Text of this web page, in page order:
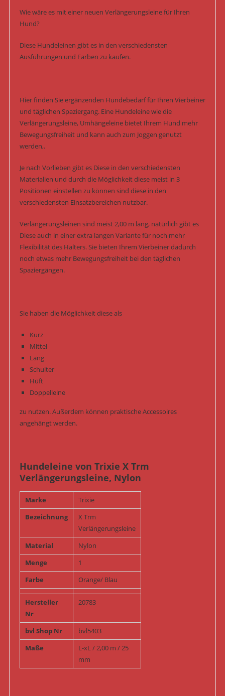
Wie wäre es mit einer neuen Verlängerungsleine für Ihren
Hund?
Diese Hundeleinen gibt es in den verschiedensten
Ausführungen und Farben zu kaufen.
Hier finden Sie ergänzenden Hundebedarf für Ihren Vierbeiner
und täglichen Spaziergang. Eine Hundeleine wie die
Verlängerungsleine, Umhängeleine bietet Ihrem Hund mehr
Bewegungsfreiheit und kann auch zum Joggen genutzt
werden,.
Je nach Vorlieben gibt es Diese in den verschiedensten
Materialien und durch die Möglichkeit diese meist in 3
Positionen einstellen zu können sind diese in den
verschiedensten Einsatzbereichen nutzbar.
Verlängerungsleinen sind meist 2,00 m lang, natürlich gibt es
Diese auch in einer extra langen Variante für noch mehr
Flexibilität des Halters. Sie bieten Ihrem Vierbeiner dadurch
noch etwas mehr Bewegungsfreiheit bei den täglichen
Spaziergängen.
Sie haben die Möglichkeit diese als
Kurz
Mittel
Lang
Schulter
Hüft
Doppelleine
zu nutzen. Außerdem können praktische Accessoires
angehängt werden.
Hundeleine von Trixie X Trm
Verlängerungsleine, Nylon
Marke
Trixie
Bezeichnung
X Trm
Verlängerungsleine
Material
Nylon
Menge
1
Farbe
Orange/ Blau
Hersteller
Nr
20783
bvl Shop Nr
bvl5403
Maße
L-xL / 2,00 m / 25
mm